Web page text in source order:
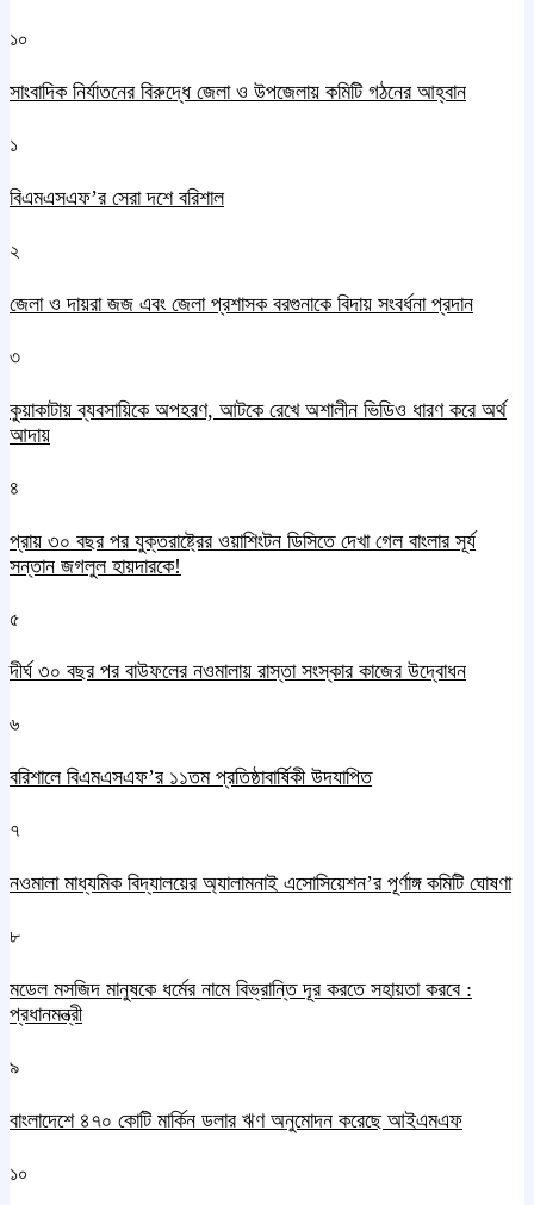
১০
সাংবাদিক নির্যাতনের বিরুদ্ধে জেলা ও উপজেলায় কমিটি গঠনের আহ্বান
১
বিএমএসএফ’র সেরা দশে বরিশাল
২
জেলা ও দায়রা জজ এবং জেলা প্রশাসক বরগুনাকে বিদায় সংবর্ধনা প্রদান
৩
কুয়াকাটায় ব্যবসায়িকে অপহরণ, আটকে রেখে অশালীন ভিডিও ধারণ করে অর্থ
আদায়
৪
প্রায় ৩০ বছর পর যুক্তরাষ্ট্রের ওয়াশিংটন ডিসিতে দেখা গেল বাংলার সূর্য
সন্তান জগলুল হায়দারকে!
৫
দীর্ঘ ৩০ বছর পর বাউফলের নওমালায় রাস্তা সংস্কার কাজের উদ্বোধন
৬
বরিশালে বিএমএসএফ’র ১১তম প্রতিষ্ঠাবার্ষিকী উদযাপিত
৭
নওমালা মাধ্যমিক বিদ্যালয়ের অ্যালামনাই এসোসিয়েশন’র পূর্ণাঙ্গ কমিটি ঘোষণা
৮
মডেল মসজিদ মানুষকে ধর্মের নামে বিভ্রান্তি দূর করতে সহায়তা করবে :
প্রধানমন্ত্রী
৯
বাংলাদেশে ৪৭০ কোটি মার্কিন ডলার ঋণ অনুমোদন করেছে আইএমএফ
১০